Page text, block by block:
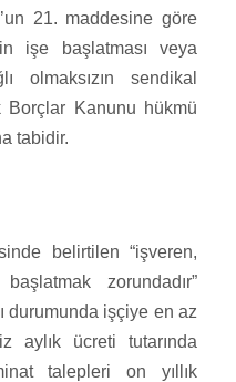
21. maddesine göre
işe başlatması veya
olmaksızın sendikal
Borçlar Kanunu hükmü
tabidir.
belirtilen “işveren,
zorundadır”
durumunda işçiye en az
aylık ücreti tutarında
talepleri on yıllık